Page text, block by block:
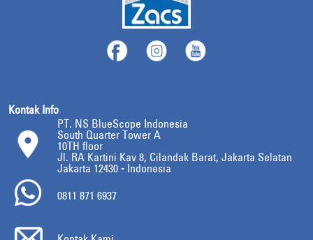
Kontak Info
PT. NS BlueScope Indonesia
South Quarter Tower A
10TH floor
Jl. RA Kartini Kav 8, Cilandak Barat, Jakarta Selatan
Jakarta 12430 - Indonesia
0811 871 6937